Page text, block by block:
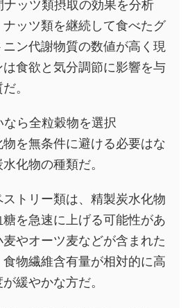
ナッツ類摂取の効果を分析
ナッツ類を継続して食べたグ
ン代謝物質の数値が高く現
食欲と気分調節に影響を与
。
ら全粒穀物を選択
を無条件に避ける必要はな
化物の種類だ。
トリー類は、精製炭水化物
を急速に上げる可能性があ
やオーツ麦などが含まれた
物繊維含有量が相対的に高
緩やかな方だ。